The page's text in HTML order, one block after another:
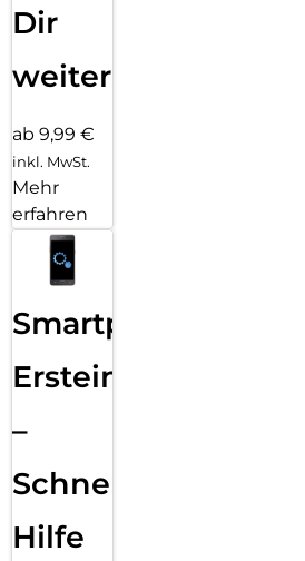
Dir
weiter
ab 9,99 €
inkl. MwSt.
Mehr
erfahren
Smartphone
Ersteinrichtung
–
Schnelle
Hilfe